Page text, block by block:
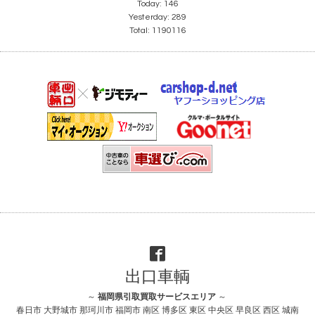
Today: 146
Yesterday: 289
Total: 1190116
出口車輌
～ 福岡県引取買取サービスエリア～
春日市 大野城市 那珂川市 福岡市 南区 博多区 東区 中央区 早良区 西区 城南